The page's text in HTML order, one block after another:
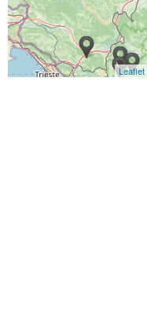
Leaflet